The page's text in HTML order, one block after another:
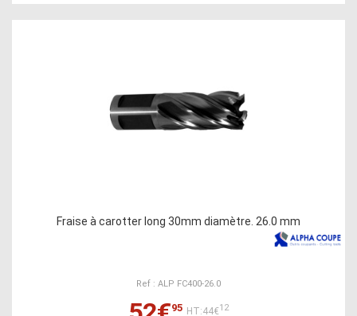
Fraise à carotter long 30mm diamètre. 26.0 mm
Ref : ALP FC400-26.0
95 HT:44€12